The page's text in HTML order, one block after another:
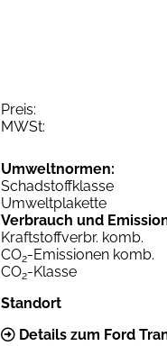
Preis:
MWSt:
Umweltnormen:
Schadstoffklasse
Umweltplakette
Verbrauch und
Kraftstoffverbr. komb.
CO2-Emissionen komb.
CO2-Klasse
Standort
Details zum Ford